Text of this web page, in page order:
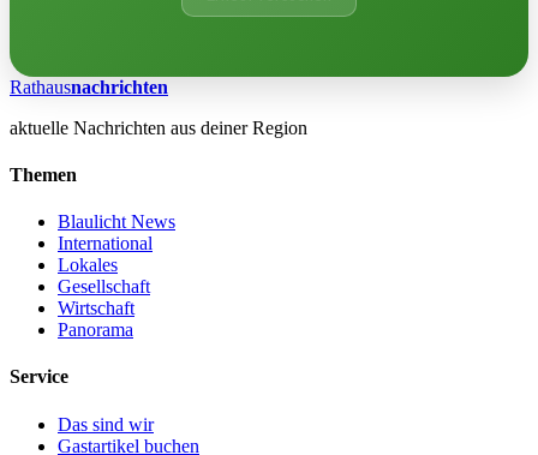
Rathausnachrichten
aktuelle Nachrichten aus deiner Region
Themen
Blaulicht News
International
Lokales
Gesellschaft
Wirtschaft
Panorama
Service
Das sind wir
Gastartikel buchen